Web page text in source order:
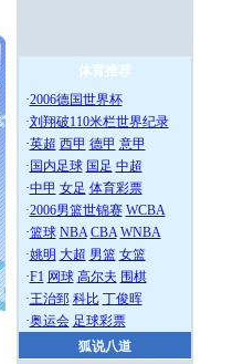
体育推荐
·2006德国世界杯
·刘翔破110米栏世界纪录
·英超 西甲 德甲 意甲
· 国内足球 国足 中超
·中甲 女足 体育彩票
·2006男篮世锦赛 WCBA
·篮球 NBA CBA WNBA
·姚明 大超 男篮 女篮
·F1 网球 高尔夫 围棋
·王治郅 科比 丁俊晖
·奥运会 足球彩票
狐说八道